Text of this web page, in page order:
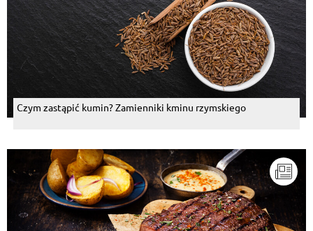
Czym zastąpić kumin? Zamienniki kminu rzymskiego